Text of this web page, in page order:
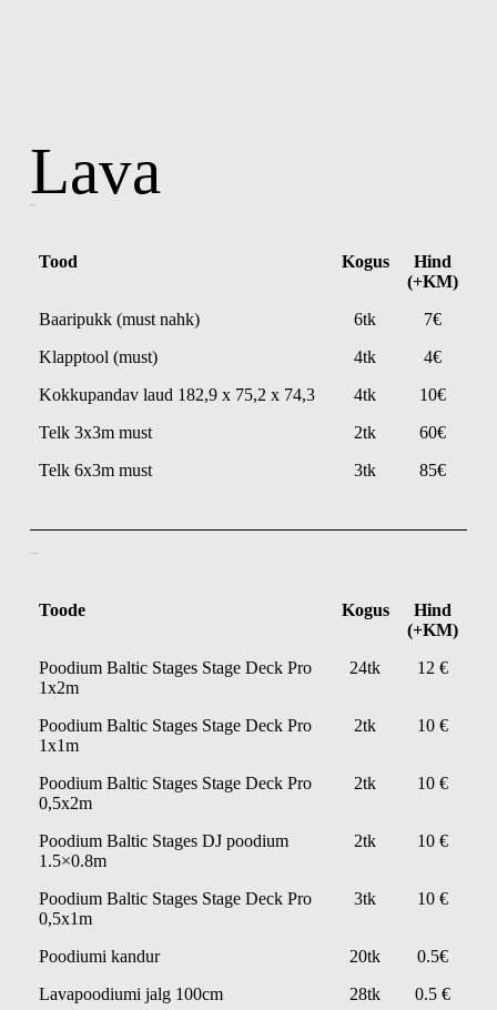
Lava
Tood Kogus
Hind
(+KM)
Baaripukk (must nahk)
6tk
7€
Klapptool (must)
4tk
4€
Kokkupandav laud 182,9 x 75,2 x 74,3
4tk
10€
Telk 3x3m must
2tk
60€
Telk 6x3m must
3tk 85€
Toode Kogus
Hind
(+KM)
Poodium Baltic Stages Stage Deck Pro
1x2m
24tk 12 €
Poodium Baltic Stages Stage Deck Pro
1x1m
2tk 10 €
Poodium Baltic Stages Stage Deck Pro
0,5x2m
2tk 10 €
Poodium Baltic Stages DJ poodium
1.5×0.8m
2tk 10 €
Poodium Baltic Stages Stage Deck Pro
0,5x1m
3tk 10 €
Poodiumi kandur 20tk
0.5€
Lavapoodiumi jalg 100cm
28tk 0.5 €